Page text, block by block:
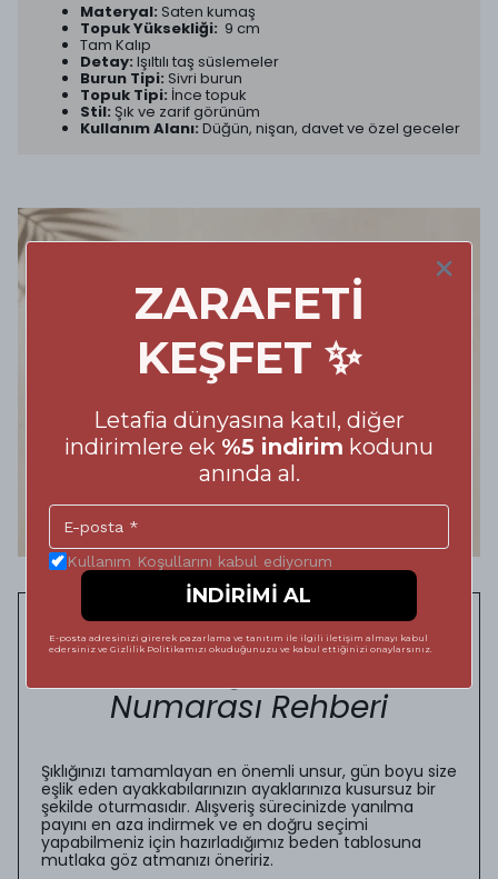
Materyal: Saten kumaş
Topuk Yüksekliği: 9 cm
Tam Kalıp
Detay: Işıltılı taş süslemeler
Burun Tipi: Sivri burun
Topuk Tipi: İnce topuk
Stil: Şık ve zarif görünüm
Kullanım Alanı: Düğün, nişan, davet ve özel geceler
Adımlarınızda Kusursuz
Numarası Rehberi
Şıklığınızı tamamlayan en önemli unsur, gün boyu size
eşlik eden ayakkabılarınızın ayaklarınıza kusursuz bir
şekilde oturmasıdır. Alışveriş sürecinizde yanılma
payını en aza indirmek ve en doğru seçimi
yapabilmeniz için hazırladığımız beden tablosuna
mutlaka göz atmanızı öneririz.
ZARAFETİ
KEŞFET ✨
Letafia dünyasına katıl, diğer
indirimlere ek %5 indirim kodunu
anında al.
Kullanım Koşullarını kabul ediyorum
İNDİRİMİ AL
E-posta adresinizi girerek pazarlama ve tanıtım ile ilgili iletişim almayı kabul
edersiniz ve Gizlilik Politikamızı okuduğunuzu ve kabul ettiğinizi onaylarsınız.